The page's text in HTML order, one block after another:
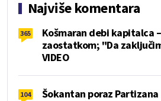
Najviše komentara
365
Košmaran debi kapitalca
zaostatkom; "Da
VIDEO
104 Šokantan poraz Partizana